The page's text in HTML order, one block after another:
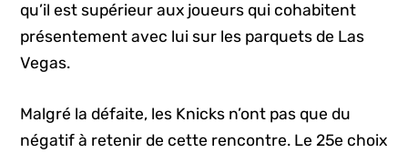
qu’il est supérieur aux joueurs qui cohabitent
présentement avec lui sur les parquets de Las
Vegas.
Malgré la défaite, les Knicks n’ont pas que du
négatif à retenir de cette rencontre. Le 25e choix